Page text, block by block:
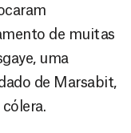
de muitas
uma
de Marsabit,